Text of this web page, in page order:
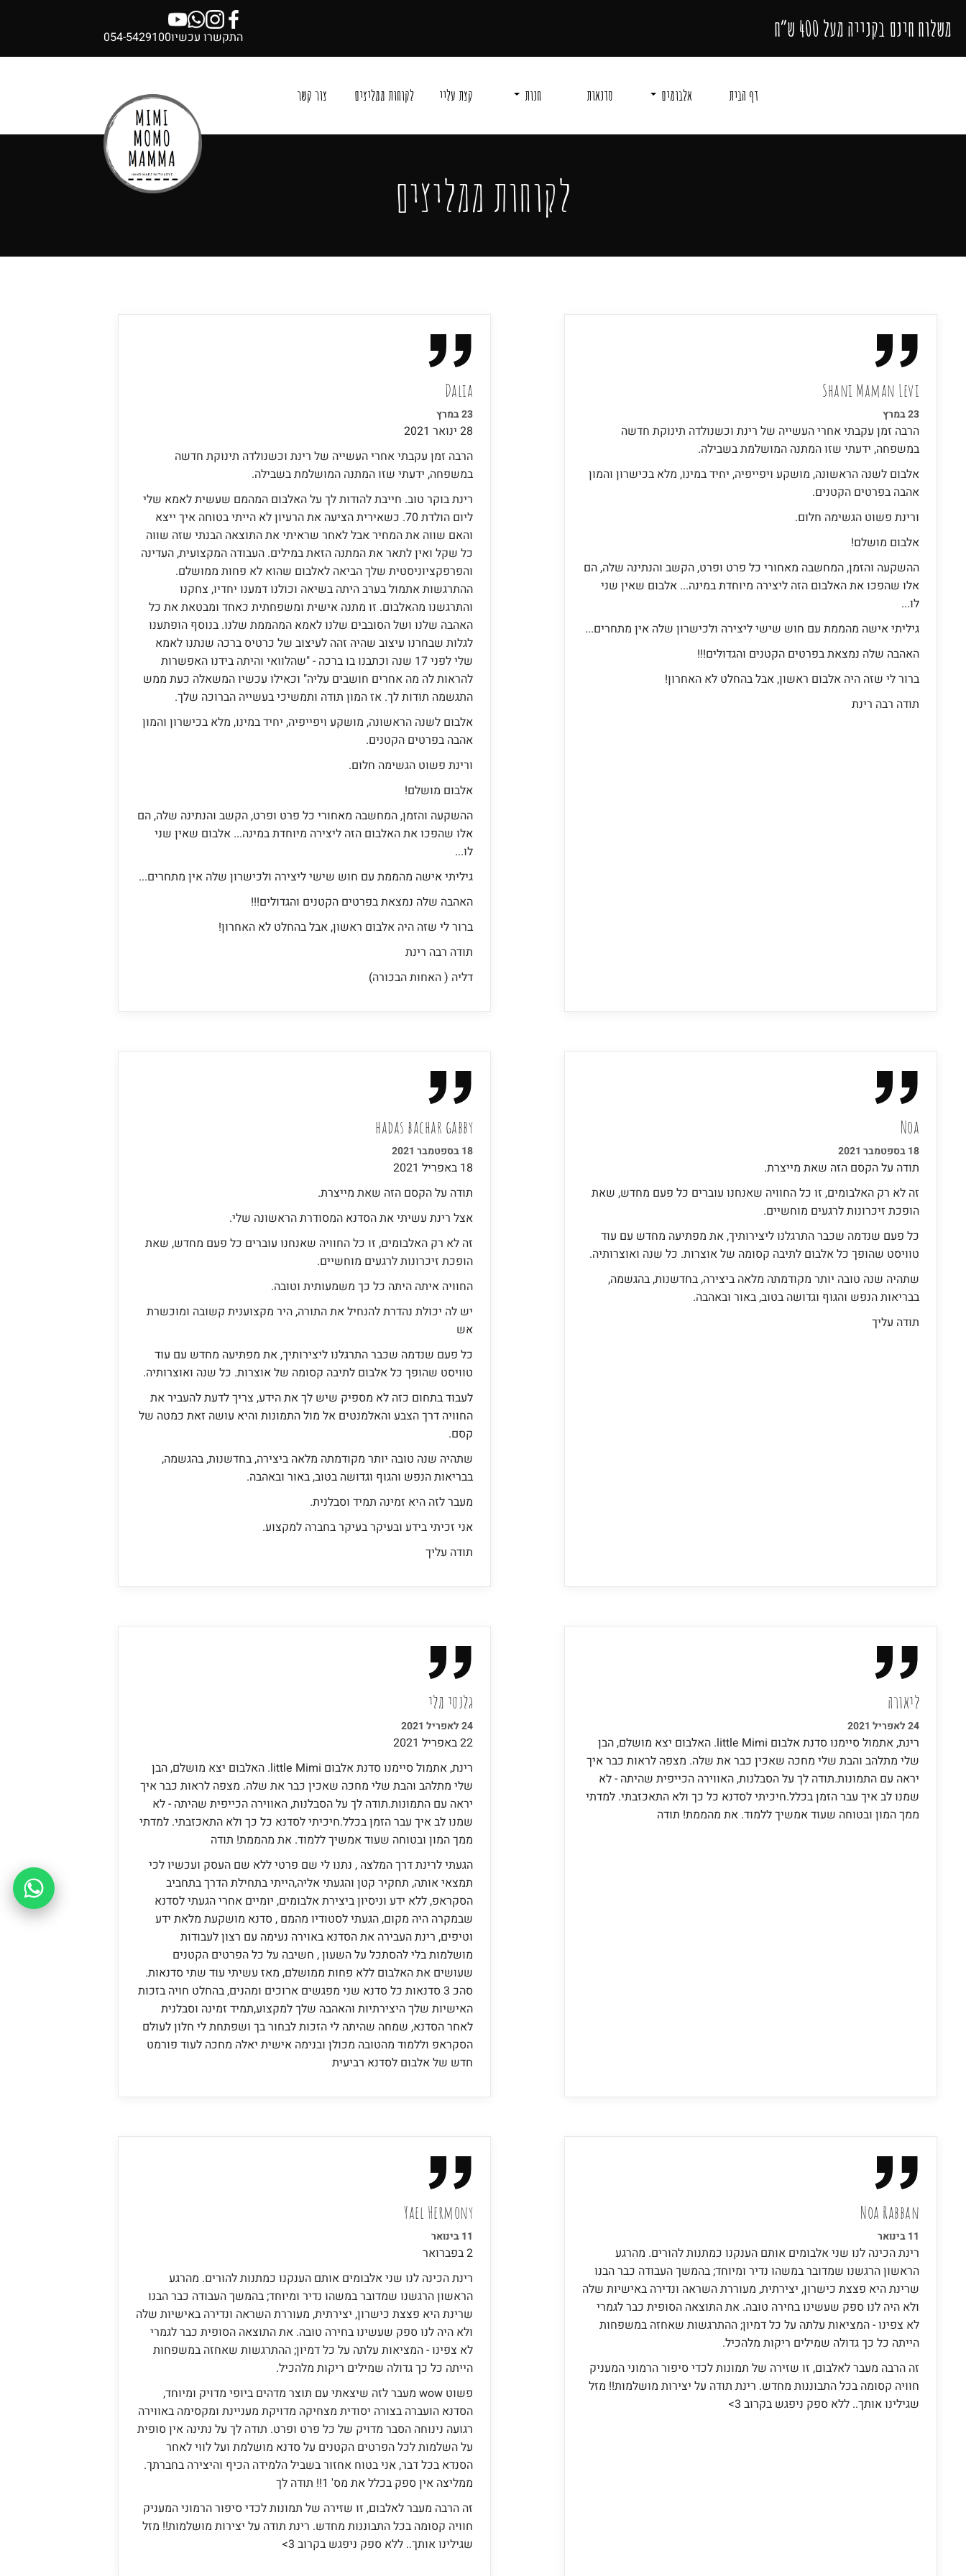
משלוח חינם בקנייה מעל 400 ש״ח התקשרו עכשיו054-5429100
דף הבית אלבומים סדנאות חנות קצת עליי לקוחות ממליצים צור קשר
לקוחות ממליצים
Shani Maman Levi​
23 במרץ
הרבה זמן עקבתי אחרי העשייה של רינת וכשנולדה תינוקת חדשה
במשפחה, ידעתי שזו המתנה המושלמת בשבילה.
אלבום לשנה הראשונה, מושקע ויפייפיה, יחיד במינו, מלא בכישרון והמון
אהבה בפרטים הקטנים.
ורינת פשוט הגשימה חלום.
אלבום מושלם!
ההשקעה והזמן, המחשבה מאחורי כל פרט ופרט, הקשב והנתינה שלה, הם
אלו שהפכו את האלבום הזה ליצירה מיוחדת במינה... אלבום שאין שני
לו...
גיליתי אישה מהממת עם חוש שישי ליצירה ולכישרון שלה אין מתחרים...
האהבה שלה נמצאת בפרטים הקטנים והגדולים!!!
ברור לי שזה היה אלבום ראשון, אבל בהחלט לא האחרון!
תודה רבה רינת
Dalia
23 במרץ
28 ינואר 2021
הרבה זמן עקבתי אחרי העשייה של רינת וכשנולדה תינוקת חדשה
במשפחה, ידעתי שזו המתנה המושלמת בשבילה.
רינת בוקר טוב. חייבת להודות לך על האלבום המהמם שעשית לאמא שלי
ליום הולדת 70. כשאירית הציעה את הרעיון לא הייתי בטוחה איך ייצא
והאם שווה את המחיר אבל לאחר שראיתי את התוצאה הבנתי שזה שווה
כל שקל ואין לתאר את המתנה הזאת במילים. העבודה המקצועית, העדינה
והפרפקציוניסטית שלך הביאה לאלבום שהוא לא פחות ממושלם.
ההתרגשות אתמול בערב היתה בשיאה וכולנו דמענו יחדיו, צחקנו
והתרגשנו מהאלבום. זו מתנה אישית ומשפחתית כאחד ומבטאת את כל
האהבה שלנו ושל הסובבים שלנו לאמא המהממת שלנו. בנוסף הופתענו
לגלות שבחרנו עיצוב שהיה זהה לעיצוב של כרטיס ברכה שנתנו לאמא
שלי לפני 17 שנה וכתבנו בו ברכה - "שהלוואי והיתה בידנו האפשרות
להראות לה מה אחרים חושבים עליה" וכאילו עכשיו המשאלה כעת ממש
התגשמה תודות לך. אז המון תודה ותמשיכי בעשייה הברוכה שלך.
אלבום לשנה הראשונה, מושקע ויפייפיה, יחיד במינו, מלא בכישרון והמון
אהבה בפרטים הקטנים.
ורינת פשוט הגשימה חלום.
אלבום מושלם!
ההשקעה והזמן, המחשבה מאחורי כל פרט ופרט, הקשב והנתינה שלה, הם
אלו שהפכו את האלבום הזה ליצירה מיוחדת במינה... אלבום שאין שני
לו...
גיליתי אישה מהממת עם חוש שישי ליצירה ולכישרון שלה אין מתחרים...
האהבה שלה נמצאת בפרטים הקטנים והגדולים!!!
ברור לי שזה היה אלבום ראשון, אבל בהחלט לא האחרון!
תודה רבה רינת
דליה ( האחות הבכורה)
Noa
18 בספטמבר 2021
תודה על הקסם הזה שאת מייצרת.
זה לא רק האלבומים, זו כל החוויה שאנחנו עוברים כל פעם מחדש, שאת
הופכת זיכרונות לרגעים מוחשיים.
כל פעם שנדמה שכבר התרגלנו ליצירותיך, את מפתיעה מחדש עם עוד
טוויסט שהופך כל אלבום לתיבה קסומה של אוצרות. כל שנה ואוצרותיה.
שתהיה שנה טובה יותר מקודמתה מלאה ביצירה, בחדשנות, בהגשמה,
בבריאות הנפש והגוף וגדושה בטוב, באור ובאהבה.
תודה עליך
hadas bachar gabby​
18 בספטמבר 2021
18 באפריל 2021
תודה על הקסם הזה שאת מייצרת.
אצל רינת עשיתי את הסדנא המסודרת הראשונה שלי.
זה לא רק האלבומים, זו כל החוויה שאנחנו עוברים כל פעם מחדש, שאת
הופכת זיכרונות לרגעים מוחשיים.
החוויה איתה היתה כל כך משמעותית וטובה.
יש לה יכולת נהדרת להנחיל את התורה, היר מקצוענית קשובה ומוכשרת
אש
כל פעם שנדמה שכבר התרגלנו ליצירותיך, את מפתיעה מחדש עם עוד
טוויסט שהופך כל אלבום לתיבה קסומה של אוצרות. כל שנה ואוצרותיה.
לעבוד בתחום כזה לא מספיק שיש לך את הידע, צריך לדעת להעביר את
החוויה דרך הצבע והאלמנטים אל מול התמונות והיא עושה זאת כמטה של
קסם.
שתהיה שנה טובה יותר מקודמתה מלאה ביצירה, בחדשנות, בהגשמה,
בבריאות הנפש והגוף וגדושה בטוב, באור ובאהבה.
מעבר לזה היא זמינה תמיד וסבלנית.
אני זכיתי בידע ובעיקר בעיקר בחברה למקצוע.
תודה עליך
ליאורה
24 לאפריל 2021
רינת, אתמול סיימנו סדנת אלבום little Mimi. האלבום יצא מושלם, הבן
שלי מתלהב והבת שלי מחכה שאכין כבר את שלה. מצפה לראות כבר איך
יראה עם התמונות.תודה לך על הסבלנות, האווירה הכייפית שהיתה - לא
שמנו לב איך עבר הזמן בכלל.חיכיתי לסדנא כל כך ולא התאכזבתי. למדתי
ממך המון ובטוחה שעוד אמשיך ללמוד. את מהממת! תודה
גלנטי מלי
24 לאפריל 2021
22 באפריל 2021
רינת, אתמול סיימנו סדנת אלבום little Mimi. האלבום יצא מושלם, הבן
שלי מתלהב והבת שלי מחכה שאכין כבר את שלה. מצפה לראות כבר איך
יראה עם התמונות.תודה לך על הסבלנות, האווירה הכייפית שהיתה - לא
שמנו לב איך עבר הזמן בכלל.חיכיתי לסדנא כל כך ולא התאכזבתי. למדתי
ממך המון ובטוחה שעוד אמשיך ללמוד. את מהממת! תודה
הגעתי לרינת דרך המלצה , נתנו לי שם פרטי ללא שם העסק ועכשיו לכי
תמצאי אותה, תחקיר קטן והגעתי אליה,הייתי בתחילת הדרך בתחביב
הסקראפ, ללא ידע וניסיון ביצירת אלבומים, יומיים אחרי הגעתי לסדנא
שבמקרה היה מקום, הגעתי לסטודיו מהמם , סדנא מושקעת מלאת ידע
וטיפים, רינת העבירה את הסדנא באוירה נעימה עם רצון לעבודות
מושלמות בלי להסתכל על השעון , חשיבה על כל הפרטים הקטנים
שעושים את האלבום ללא פחות ממושלם, מאז עשיתי עוד שתי סדנאות.
סהכ 3 סדנאות כל סדנא שני מפגשים ארוכים ומהנים, בהחלט חויה בזכות
האישיות שלך היצירתיות והאהבה שלך למקצוע,תמיד זמינה וסבלנית
לאחר הסדנא, שמחה שהיתה לי הזכות לבחור בך ושפתחת לי חלון לעולם
הסקראפ וללמוד מהטובה מכולן ובנימה אישית יאלה מחכה לעוד פורמט
חדש של אלבום לסדנא רביעית
Noa Rabban
11 בינואר
רינת הכינה לנו שני אלבומים אותם הענקנו כמתנות להורים. מהרגע
הראשון הרגשנו שמדובר במשהו נדיר ומיוחד; בהמשך העבודה כבר הבנו
שרינת היא פצצת כישרון, יצירתית, מעוררת השראה ונדירה באישיות שלה
ולא היה לנו ספק שעשינו בחירה טובה. את התוצאה הסופית כבר לגמרי
לא צפינו - המציאות עלתה על כל דמיון; ההתרגשות שאחזה במשפחות
הייתה כל כך גדולה שמילים ריקות מלהכיל.
זה הרבה מעבר לאלבום, זו שזירה של תמונות לכדי סיפור הרמוני המעניק
חוויה קסומה בכל התבוננות מחדש. רינת תודה על יצירות מושלמות!! מזל
שגילינו אותך.. ללא ספק ניפגש בקרוב 3>
Yael Hermony
11 בינואר
2 בפברואר
רינת הכינה לנו שני אלבומים אותם הענקנו כמתנות להורים. מהרגע
הראשון הרגשנו שמדובר במשהו נדיר ומיוחד; בהמשך העבודה כבר הבנו
שרינת היא פצצת כישרון, יצירתית, מעוררת השראה ונדירה באישיות שלה
ולא היה לנו ספק שעשינו בחירה טובה. את התוצאה הסופית כבר לגמרי
לא צפינו - המציאות עלתה על כל דמיון; ההתרגשות שאחזה במשפחות
הייתה כל כך גדולה שמילים ריקות מלהכיל.
פשוט wow מעבר לזה שיצאתי עם תוצר מדהים ביופי מדויק ומיוחד,
הסדנא הועברה בצורה יסודית מצחיקה מדויקת מעניינת ומקסימה באווירה
רגועה נינוחה הסבר מדויק של כל פרט ופרט. תודה לך על נתינה אין סופית
על השלמות לכל הפרטים הקטנים על סדנא מושלמת ועל לווי לאחר
הסנדא בכל דבר, אני בטוח אחזור בשביל הלמידה הכיף והיצירה בחברתך.
ממליצה אין ספק בכלל את מס' 1!! תודה לך
זה הרבה מעבר לאלבום, זו שזירה של תמונות לכדי סיפור הרמוני המעניק
חוויה קסומה בכל התבוננות מחדש. רינת תודה על יצירות מושלמות!! מזל
שגילינו אותך.. ללא ספק ניפגש בקרוב 3>